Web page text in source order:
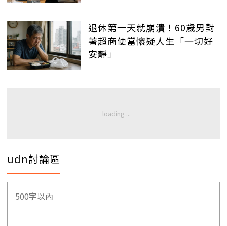
退休第一天就崩潰！60歲男對
著超商便當懷疑人生「一切好
安靜」
udn討論區